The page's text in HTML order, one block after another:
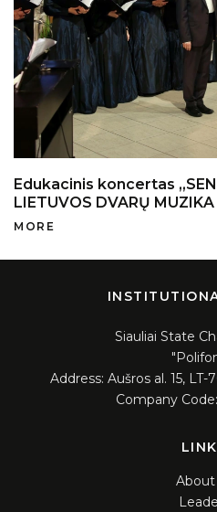
Edukacinis koncertas
LIETUVOS DVARŲ MUZIKA
MORE
Siauliai State
Address: Aušros al. 15,
Company
About